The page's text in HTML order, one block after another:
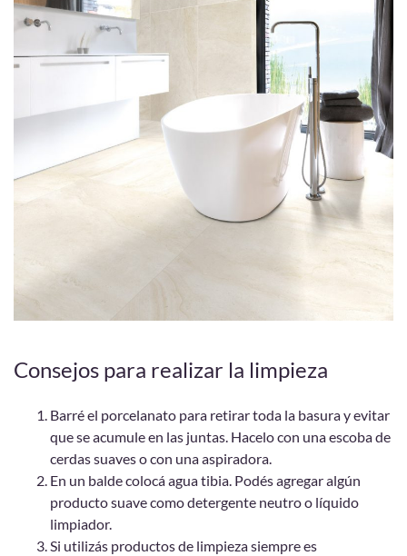
Consejos para realizar la limpieza
Barré el porcelanato para retirar toda la basura y evitar
que se acumule en las juntas. Hacelo con una escoba de
cerdas suaves o con una aspiradora.
En un balde colocá agua tibia. Podés agregar algún
producto suave como detergente neutro o líquido
limpiador.
Si utilizás productos de limpieza siempre es